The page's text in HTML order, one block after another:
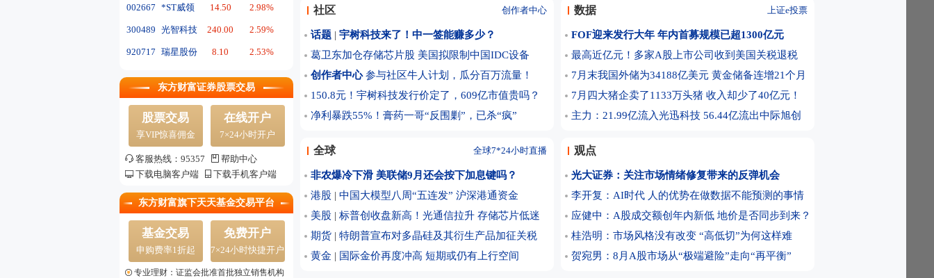
002667 *ST威领 14.50 2.98%
300489 光智科技 240.00 2.59%
920717 瑞星股份 8.10 2.53%
东方财富证券股票交易
股票交易
享VIP惊喜佣金
在线开户
7×24小时开户
客服热线：95357
帮助中心
下载电脑客户端
下载手机客户端
东方财富旗下天天基金交易平台
基金交易
申购费率1折起
免费开户
7×24小时快捷开户
专业理财：证监会批准首批独立销售机构
社区 创作者中心
话题 | 宇树科技来了！中一签能赚多少？
葛卫东加仓存储芯片股 美国拟限制中国IDC设备
创作者中心 参与社区牛人计划，瓜分百万流量！
150.8元！宇树科技发行价定了，609亿市值贵吗？
净利暴跌55%！膏药一哥“反围剿”，已杀“疯”
全球 全球7*24小时直播
非农爆冷下滑 美联储9月还会按下加息键吗？
港股 | 中国大模型八周“五连发” 沪深港通资金
美股 | 标普创收盘新高！光通信拉升 存储芯片低迷
期货 | 特朗普宣布对多晶硅及其衍生产品加征关税
黄金 | 国际金价再度冲高 短期或仍有上行空间
特朗普称要夺回矿产超级大国地位 向关键矿产投资30
亿美元
黄金股“抢跑” 金价重返4300美元后还能走多远
凌晨突然下挫！美存储巨头跳水
应健中：A股成交额创年内新低 地价是否同步到来？
桂浩明：“高低切”为何这样难？
李开复：AI时代 人的优势在“右脑” 做出数据不能预
多来最高水平
标普500指数再创收盘新高 光通信板块大涨、存储板
块普跌 国际金价走高
伊朗官员称已与阿曼就霍尔木兹海峡通行问题明确总
体框架
SK海力士批准54万亿韩元芯片扩产计划！在龙仁清州
新建两座晶圆厂
8月7日晚间央视新闻联播要闻集锦
北京：非京籍家庭购房社保个税缴纳年限下调为一年
数据 上证e投票
FOF迎来发行大年 年内首募规模已超1300亿元
最高近亿元！多家A股上市公司收到美国关税退税
7月末我国外储为34188亿美元 黄金储备连增21个月
7月四大猪企卖了1133万头猪 收入却少了40亿元！
主力：21.99亿流入光迅科技 56.44亿流出中际旭创
观点
光大证券：关注市场情绪修复带来的反弹机会
李开复：AI时代 人的优势在做数据不能预测的事情
应健中：A股成交额创年内新低 地价是否同步到来？
桂浩明：市场风格没有改变 “高低切”为何这样难
贺宛男：8月A股市场从“极端避险”走向“再平衡”